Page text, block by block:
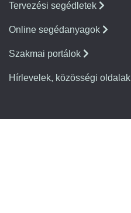
Tervezési segédletek
Online segédanyagok
Szakmai portálok
Hírlevelek, közösségi oldalak